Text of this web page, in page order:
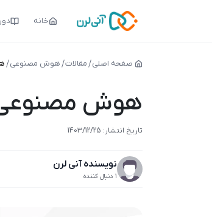
خانه
صفحه اصلی مقالات هوش مصنوعی
هوش مصنوعی
تاریخ انتشار: 1403/12/25
نویسنده آنی لرن
1 دنبال کننده